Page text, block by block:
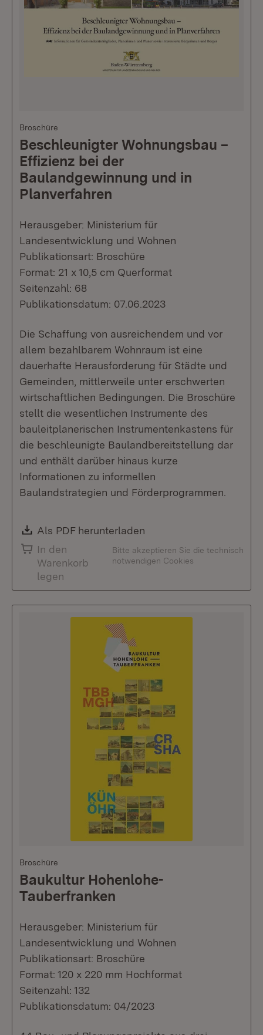
Broschüre
Beschleunigter Wohnungsbau –
Effizienz bei der
Baulandgewinnung und in
Planverfahren
Herausgeber: Ministerium für
Landesentwicklung und Wohnen
Publikationsart: Broschüre
Format: 21 x 10,5 cm Querformat
Seitenzahl: 68
Publikationsdatum: 07.06.2023
Die Schaffung von ausreichendem und vor
allem bezahlbarem Wohnraum ist eine
dauerhafte Herausforderung für Städte und
Gemeinden, mittlerweile unter erschwerten
wirtschaftlichen Bedingungen. Die Broschüre
stellt die wesentlichen Instrumente des
bauleitplanerischen Instrumentenkastens für
die beschleunigte Baulandbereitstellung dar
und enthält darüber hinaus kurze
Informationen zu informellen
Baulandstrategien und Förderprogrammen.
Download:
Als PDF herunterladen
In den
Warenkorb
legen
Bitte akzeptieren Sie die technisch
notwendigen Cookies
Broschüre
Baukultur Hohenlohe-
Tauberfranken
Herausgeber: Ministerium für
Landesentwicklung und Wohnen
Publikationsart: Broschüre
Format: 120 x 220 mm Hochformat
Seitenzahl: 132
Publikationsdatum: 04/2023